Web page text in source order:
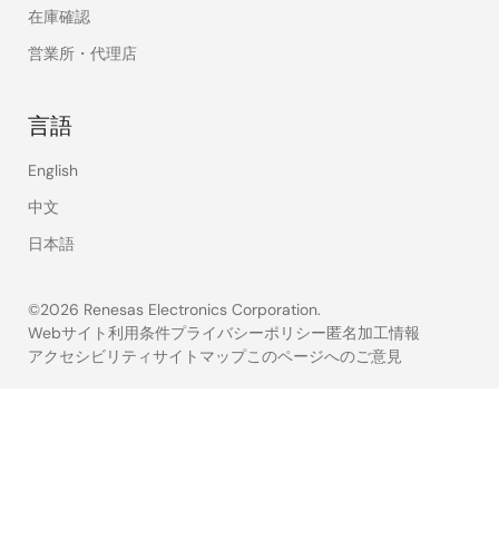
在庫確認
営業所・代理店
言語
English
中文
日本語
©2026 Renesas Electronics Corporation.
Legal
Webサイト利用条件プライバシーポリシー匿名加工情報
アクセシビリティサイトマップこのページへのご意見